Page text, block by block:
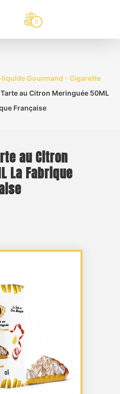
0
liquide Gourmand - Cigarette
au Citron Meringuée 50ML
Française
au Citron
La Fabrique